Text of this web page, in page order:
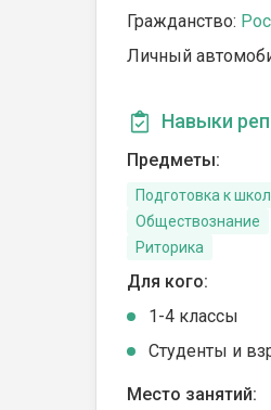
Гражданство:
Личный
Навыки
Предметы:
Подготовка к
Обществознание
Риторика
Для кого:
1-4 классы
Студенты и
Место занятий: